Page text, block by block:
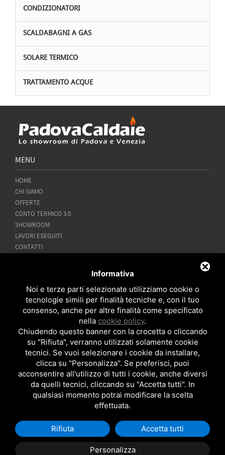
CONDIZIONATORI
SCALDABAGNI A GAS
SOLARE TERMICO
TRATTAMENTO ACQUE
MENU
HOME
CHI SIAMO
OFFERTE
CONTO TERMICO 3.0
SHOWROOM
LAVORI ESEGUITI
CONTATTI
CALDAIE CONDENSAZIONE
POMPE DI CALORE
RIFACIMENTO BAGNO
SCALDABAGNI A GAS
SOLARE TERMICO
TRATTAMENTO ACQUE
CONTATTI
049 8257720
FACEBOOK:
Padovacaldaie.it
Copyright MEC SRL - P.Iva: 04814770287
Informativa
Noi e terze parti selezionate utilizziamo cookie o
tecnologie simili per finalità tecniche e, con il tuo
consenso, anche per altre finalità come specificato
nella cookie policy.
Chiudendo questo banner con la crocetta o cliccando
su "Rifiuta", verranno utilizzati solamente cookie
tecnici. Se vuoi selezionare i cookie da installare,
clicca su "Personalizza". Se preferisci, puoi
acconsentire all'utilizzo di tutti i cookie, anche diversi
da quelli tecnici, cliccando su "Accetta tutti". In
qualsiasi momento potrai modificare la scelta
effettuata.
Personalizza
Rifiuta Accetta tutti